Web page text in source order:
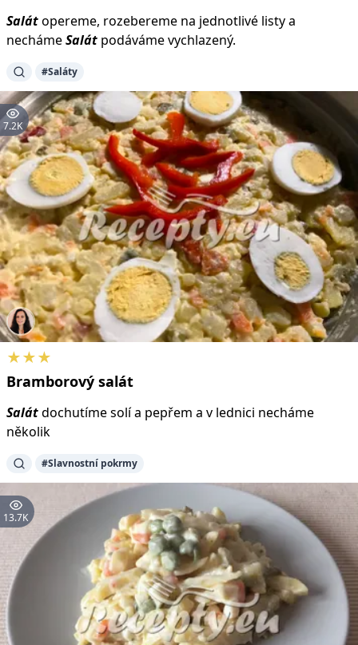
Salátopereme, rozebereme na jednotlivé listy a
nechámeSalát podáváme vychlazený.
#Saláty
7.2K
★★★
Bramborový salát
Salátdochutíme solí a pepřem a v lednici necháme
několik
#Slavnostní pokrmy
13.7K